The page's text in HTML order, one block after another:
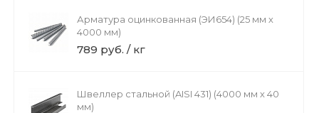
Арматура оцинкованная (ЭИ654) (25 мм х
4000 мм)
789 руб. / кг
Швеллер стальной (AISI 431) (4000 мм х 40
мм)